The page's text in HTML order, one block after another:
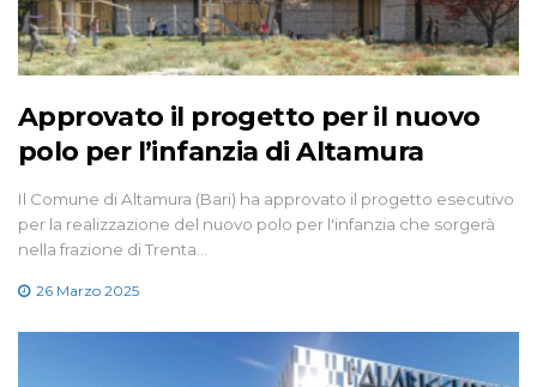
Approvato il progetto per il nuovo
polo per l’infanzia di Altamura
Il Comune di Altamura (Bari) ha approvato il progetto esecutivo
per la realizzazione del nuovo polo per l'infanzia che sorgerà
nella frazione di Trenta…
26 Marzo 2025